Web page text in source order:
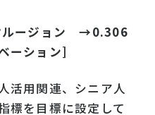
ルージョン →0.306
ーション]
活用関連、シニア人
標を目標に設定して